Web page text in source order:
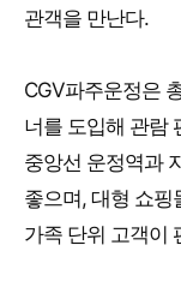
관객을 만난다.
CGV파주운정은
너를 도입해 관람
중앙선 운정역과
좋으며, 대형 쇼핑
가족 단위 고객이